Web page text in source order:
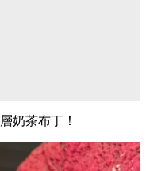
奶茶布丁！